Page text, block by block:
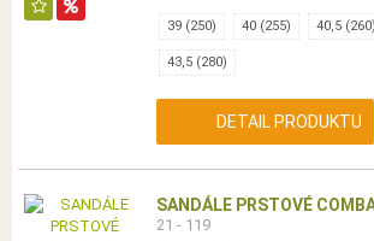
39 (250) 40 (255) 40,5 (260)
43,5 (280)
DETAIL PRODUKTU
SANDÁLE PRSTOVÉ
21 - 119